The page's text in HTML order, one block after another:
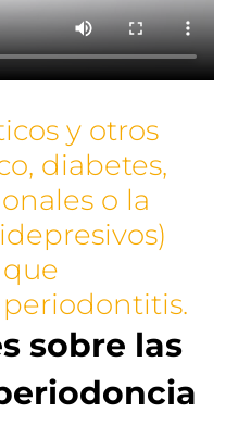
y otros
diabetes,
o la
sobre las